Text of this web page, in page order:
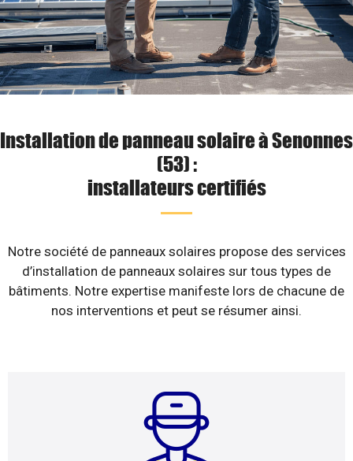
Installation de panneau solaire à Senonnes
(53) :
installateurs certifiés
Notre société de panneaux solaires propose des services
d’installation de panneaux solaires sur tous types de
bâtiments. Notre expertise manifeste lors de chacune de
nos interventions et peut se résumer ainsi.